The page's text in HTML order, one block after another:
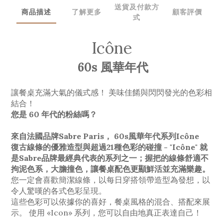
商品描述 了解更多
送貨及付款方
式
顧客評價
Icône
60s 風華年代
讓餐桌充滿大氣的儀式感！ 美味佳餚與閃閃發光的色彩相
結合！
您是 60 年代的粉絲嗎？
來自法國品牌Sabre Paris， 60s風華年代系列Icône
復古線條的優雅造型與超過21種色彩的碰撞 - "Icône" 就
是Sabre品牌最經典代表的系列之一；握把的線條舒適不
拘泥色系，大膽撞色，讓餐桌配色更顯鮮活並充滿樂趣。
您一定會喜歡簡潔線條，以每日穿搭領帶造型為發想，以
令人驚嘆的各式色彩呈現。
這些色彩可以依據你的喜好，餐桌風格的混合、搭配來展
示。 使用 «Icon» 系列，您可以自由地真正表達自己！